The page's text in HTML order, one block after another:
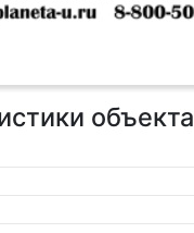
объекта